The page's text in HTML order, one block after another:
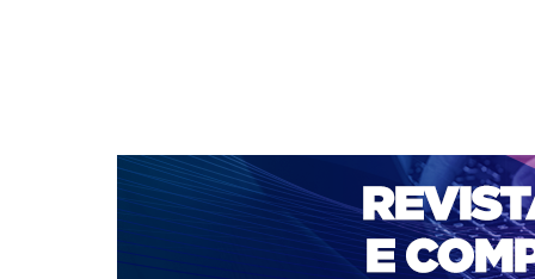
CAPA SOBRE ACESSO CADASTRO
NOTÍCIAS
PORTAL DE REVISTAS DA UNIFACS
PARA AVALIADORES
NOVA SUBMISSÃO